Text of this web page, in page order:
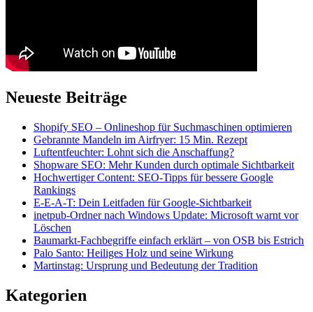
Neueste Beiträge
Shopify SEO – Onlineshop für Suchmaschinen optimieren
Gebrannte Mandeln im Airfryer: 15 Min. Rezept
Luftentfeuchter: Lohnt sich die Anschaffung?
Shopware SEO: Mehr Kunden durch optimale Sichtbarkeit
Hochwertiger Content: SEO-Tipps für bessere Google
Rankings
E-E-A-T: Dein Leitfaden für Google-Sichtbarkeit
inetpub-Ordner nach Windows Update: Microsoft warnt vor
Löschen
Baumarkt-Fachbegriffe einfach erklärt – von OSB bis Estrich
Palo Santo: Heiliges Holz und seine Wirkung
Martinstag: Ursprung und Bedeutung der Tradition
Kategorien